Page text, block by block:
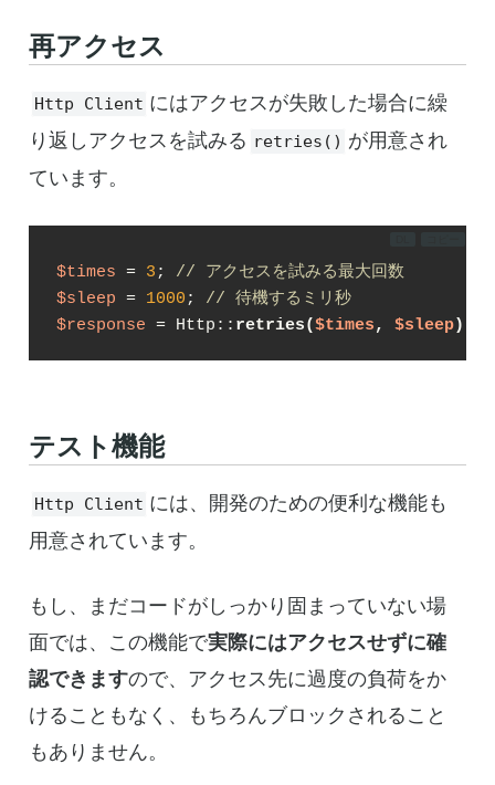
再アクセス
Http Client にはアクセスが失敗した場合に繰
り返しアクセスを試みる retries() が用意され
ています。
$times = 3 ; // アクセスを試みる最大回数
$sleep = 1000 ; // 待機するミリ秒
$response = Http:: retries($times, $sleep)
テスト機能
Http Client には、開発のための便利な機能も
用意されています。
もし、まだコードがしっかり固まっていない場
面では、この機能で実際にはアクセスせずに確
認できますので、アクセス先に過度の負荷をか
けることもなく、もちろんブロックされること
もありません。